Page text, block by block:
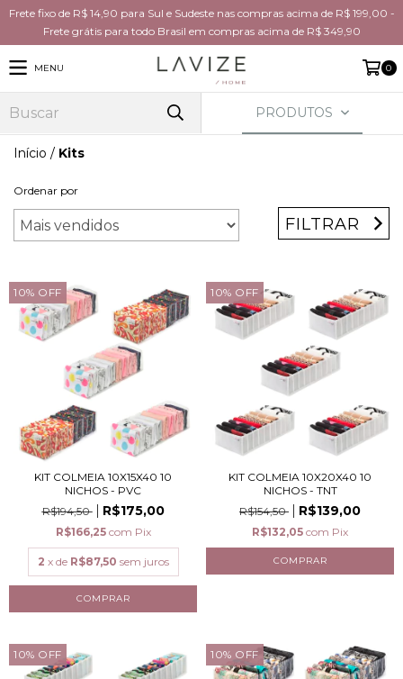
Frete fixo de R$ 14,90 para Sul e Sudeste nas compras acima de R$ 199,00 -
Frete grátis para todo Brasil em compras acima de R$ 349,90
MENU 0
PRODUTOS
Início / Kits
Ordenar por
FILTRAR
10% OFF
KIT COLMEIA 10X15X40 10
NICHOS - PVC
R$194,50
R$175,00
R$166,25 com Pix
2 x de R$87,50 sem juros
10% OFF
KIT COLMEIA 10X20X40 10
NICHOS - TNT
R$154,50
R$139,00
R$132,05 com Pix
10% OFF 10% OFF